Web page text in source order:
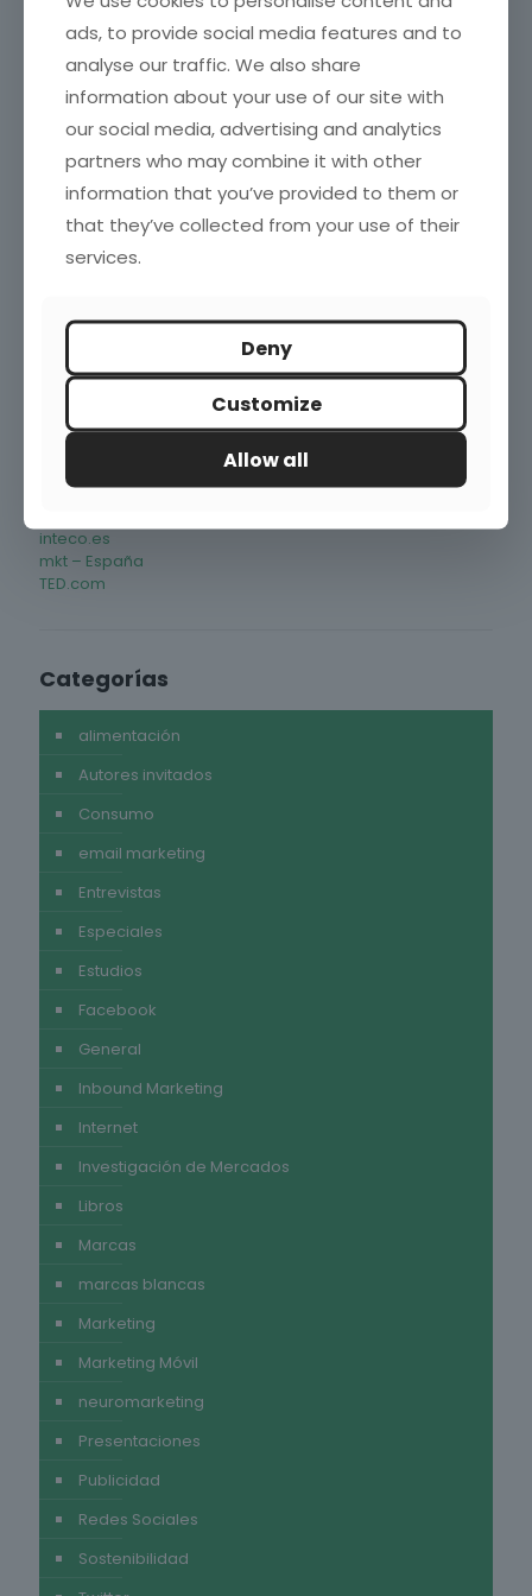
Vinos blancos españoles por debajo de 10€: ¿qué
nos dicen los datos?
Blogroll
Investigación de Mercados en España
Marketing directo
Marketing News
Marketing XXI
TechCrunch
Enlaces de interés
IAB – Spain
inteco.es
mkt – España
TED.com
Categorías
alimentación
Autores invitados
Consumo
email marketing
Entrevistas
Especiales
Estudios
Facebook
General
Inbound Marketing
Internet
Investigación de Mercados
Libros
Marcas
marcas blancas
Marketing
Marketing Móvil
neuromarketing
Presentaciones
Publicidad
Redes Sociales
Sostenibilidad
ads, to provide social media features and to
analyse our traffic. We also share
information about your use of our site with
our social media, advertising and analytics
partners who may combine it with other
information that you’ve provided to them or
that they’ve collected from your use of their
services.
Deny
Customize
Allow all